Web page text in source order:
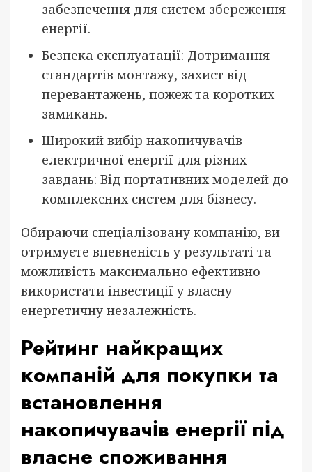
забезпечення для систем збереження
енергії.
Безпека експлуатації: Дотримання
стандартів монтажу, захист від
перевантажень, пожеж та коротких
замикань.
Широкий вибір накопичувачів
електричної енергії для різних
завдань: Від портативних моделей до
комплексних систем для бізнесу.
Обираючи спеціалізовану компанію, ви
отримуєте впевненість у результаті та
можливість максимально ефективно
використати інвестиції у власну
енергетичну незалежність.
Рейтинг найкращих
компаній для покупки та
встановлення
накопичувачів енергії під
власне споживання